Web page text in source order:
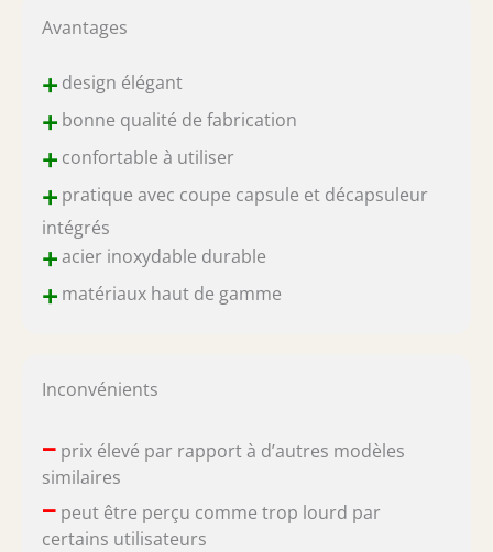
Avantages
+design élégant
+bonne qualité de fabrication
+confortable à utiliser
+pratique avec coupe capsule et décapsuleur
intégrés
+acier inoxydable durable
+matériaux haut de gamme
Inconvénients
–prix élevé par rapport à d’autres modèles
similaires
–peut être perçu comme trop lourd par
certains utilisateurs